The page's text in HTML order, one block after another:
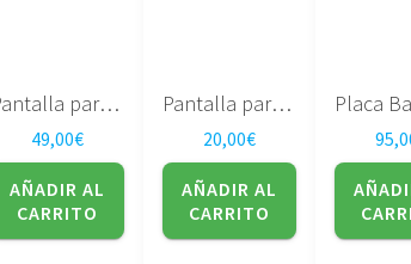
Pantalla para portatil Sharp 17″ DUAL LAMP LQ170M1LA4G
49,00€
AÑADIR AL
CARRITO
Pantalla para portatil Samsung – 15.4″ – LTN154X3-L01
20,00€
AÑADIR AL
CARRITO